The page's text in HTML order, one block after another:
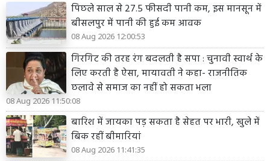
पिछले साल से 27.5 फीसदी पानी कम, इस मानसून में
बीसलपुर में पानी की हुई कम आवक
08 Aug 2026 12:00:53
गिरगिट की तरह रंग बदलती है सपा : चुनावी स्वार्थ के
लिए करती है ऐसा, मायावती ने कहा- राजनीतिक
छलावे से समाज का नहीं हो सकता भला
08 Aug 2026 11:50:08
बारिश में जायका पड़ सकता है सेहत पर भारी, खुले में
बिक रहीं बीमारियां
08 Aug 2026 11:41:35